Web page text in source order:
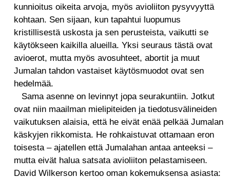
kunnioitus oikeita arvoja, myös avioliiton pysyvyyttä
kohtaan. Sen sijaan, kun tapahtui luopumus
kristillisestä uskosta ja sen perusteista, vaikutti se
käytökseen kaikilla alueilla. Yksi seuraus tästä ovat
avioerot, mutta myös avosuhteet, abortit ja muut
Jumalan tahdon vastaiset käytösmuodot ovat sen
hedelmää.
Sama asenne on levinnyt jopa seurakuntiin. Jotkut
ovat niin maailman mielipiteiden ja tiedotusvälineiden
vaikutuksen alaisia, että he eivät enää pelkää Jumalan
käskyjen rikkomista. He rohkaistuvat ottamaan eron
toisesta – ajatellen että Jumalahan antaa anteeksi –
mutta eivät halua satsata avioliiton pelastamiseen.
David Wilkerson kertoo oman kokemuksensa asiasta: